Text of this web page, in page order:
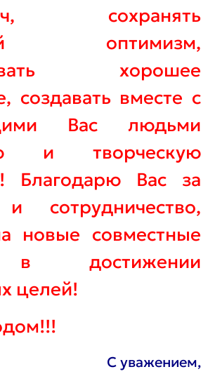
сохранять
оптимизм,
хорошее
создавать вместе с
Вас людьми
и творческую
Благодарю Вас за
сотрудничество,
новые совместные
в достижении
целей!
С уважением,